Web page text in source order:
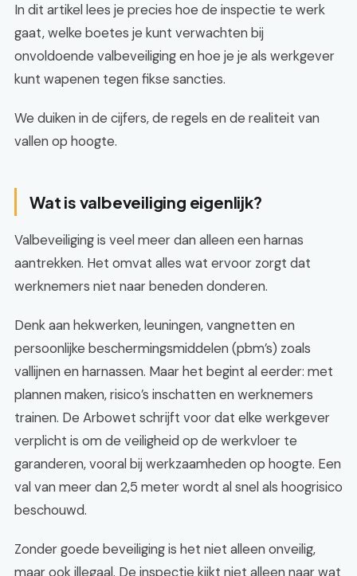
In dit artikel lees je precies hoe de inspectie te werk
gaat, welke boetes je kunt verwachten bij
onvoldoende valbeveiliging en hoe je je als werkgever
kunt wapenen tegen fikse sancties.
We duiken in de cijfers, de regels en de realiteit van
vallen op hoogte.
Wat is valbeveiliging eigenlijk?
Valbeveiliging is veel meer dan alleen een harnas
aantrekken. Het omvat alles wat ervoor zorgt dat
werknemers niet naar beneden donderen.
Denk aan hekwerken, leuningen, vangnetten en
persoonlijke beschermingsmiddelen (pbm’s) zoals
vallijnen en harnassen. Maar het begint al eerder: met
plannen maken, risico’s inschatten en werknemers
trainen. De Arbowet schrijft voor dat elke werkgever
verplicht is om de veiligheid op de werkvloer te
garanderen, vooral bij werkzaamheden op hoogte. Een
val van meer dan 2,5 meter wordt al snel als hoogrisico
beschouwd.
Zonder goede beveiliging is het niet alleen onveilig,
maar ook illegaal. De inspectie kijkt niet alleen naar wat